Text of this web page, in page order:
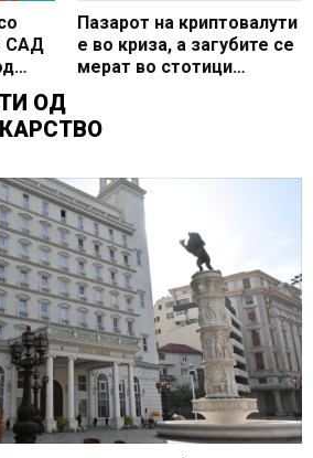
САД
Пазарот на криптовалути
е во криза, а загубите се
мерат во стотици
ОД